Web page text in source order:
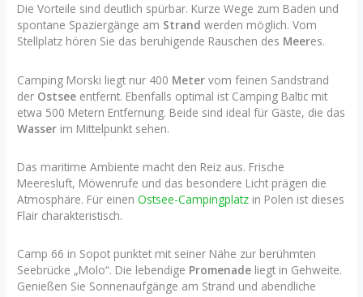
Die Vorteile sind deutlich spürbar. Kurze Wege zum Baden und
spontane Spaziergänge am Strand werden möglich. Vom
Stellplatz hören Sie das beruhigende Rauschen des Meeres.
Camping Morski liegt nur 400 Meter vom feinen Sandstrand
der Ostsee entfernt. Ebenfalls optimal ist Camping Baltic mit
etwa 500 Metern Entfernung. Beide sind ideal für Gäste, die das
Wasser im Mittelpunkt sehen.
Das maritime Ambiente macht den Reiz aus. Frische
Meeresluft, Möwenrufe und das besondere Licht prägen die
Atmosphäre. Für einenOstsee-Campingplatz in Polen ist dieses
Flair charakteristisch.
Camp 66 in Sopot punktet mit seiner Nähe zur berühmten
Seebrücke „Molo“. Die lebendige Promenade liegt in Gehweite.
Genießen Sie Sonnenaufgänge am Strand und abendliche